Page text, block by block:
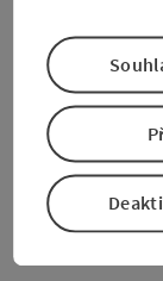
přejít
Vytvořit
powered by